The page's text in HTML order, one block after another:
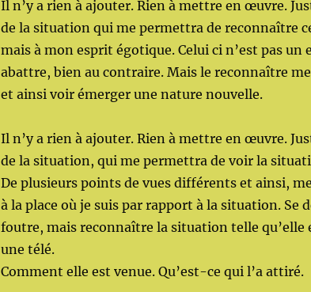
Il n’y a rien à ajouter. Rien à mettre en œuvre.
de la situation qui me permettra de reconnaître
mais à mon esprit égotique. Celui ci n’est pas un
abattre, bien au contraire. Mais le reconnaître
et ainsi voir émerger une nature nouvelle.
Il n’y a rien à ajouter. Rien à mettre en œuvre.
de la situation, qui me permettra de voir la
De plusieurs points de vues différents et ainsi,
à la place où je suis par rapport à la situation. Se
foutre, mais reconnaître la situation telle qu’elle
une télé.
Comment elle est venue. Qu’est-ce qui l’a attiré.